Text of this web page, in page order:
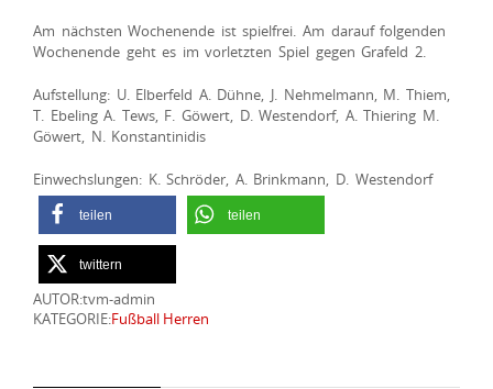
Am nächsten Wochenende ist spielfrei. Am darauf folgenden
Wochenende geht es im vorletzten Spiel gegen Grafeld 2.
Aufstellung: U. Elberfeld A. Dühne, J. Nehmelmann, M. Thiem,
T. Ebeling A. Tews, F. Göwert, D. Westendorf, A. Thiering M.
Göwert, N. Konstantinidis
Einwechslungen: K. Schröder, A. Brinkmann, D. Westendorf
teilen teilen
twittern
AUTOR:tvm-admin
KATEGORIE:Fußball Herren